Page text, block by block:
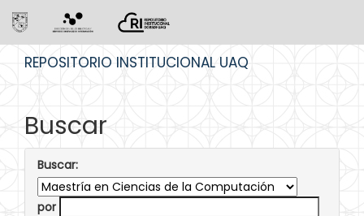
REPOSITORIO INSTITUCIONAL UAQ
Buscar
Buscar:
por